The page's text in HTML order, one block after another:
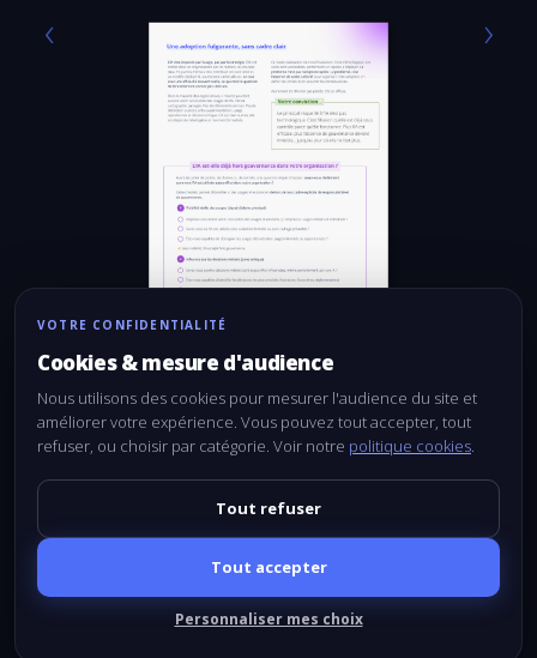
‹ ›
VOTRE CONFIDENTIALITÉ
Cookies & mesure d'audience
Nous utilisons des cookies pour mesurer l'audience du site et
améliorer votre expérience. Vous pouvez tout accepter, tout
refuser, ou choisir par catégorie. Voir notre politique cookies.
Tout refuser
Tout accepter
Personnaliser mes choix